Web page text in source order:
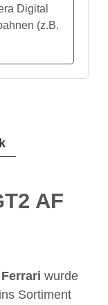
AF
Ferrari wurde
ins Sortiment
Digital
(z.B.